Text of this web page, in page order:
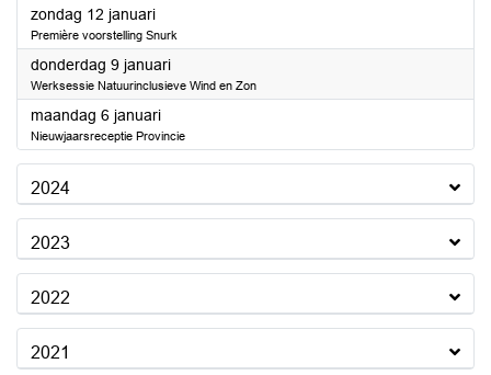
zondag 12 januari2025
Première voorstelling Snurk
donderdag 9 januari2025
Werksessie Natuurinclusieve Wind en Zon
maandag 6 januari2025
Nieuwjaarsreceptie Provincie
2024
2023
2022
2021